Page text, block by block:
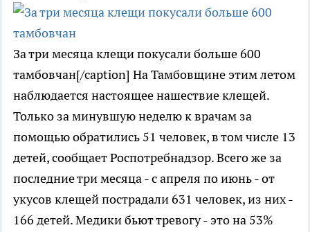
За три месяца клещи покусали больше 600
тамбовчан[/caption] На Тамбовщине этим летом
наблюдается настоящее нашествие клещей.
Только за минувшую неделю к врачам за
помощью обратились 51 человек, в том числе 13
детей, сообщает Роспотребнадзор. Всего же за
последние три месяца - с апреля по июнь - от
укусов клещей пострадали 631 человек, из них -
166 детей. Медики бьют тревогу - это на 53%